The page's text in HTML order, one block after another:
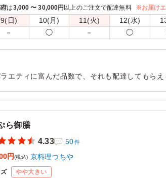
。は3,000 〜 30,000円 以上のご注文で配達無料 ※お届け
9(日) 10(月) 11(火) 12(水)
－ ◯ － ◯
エティに富んだ品数で、それも配達してもら
ら御膳
4.33
50件
円(税込) 京料理つちや
やや大きい